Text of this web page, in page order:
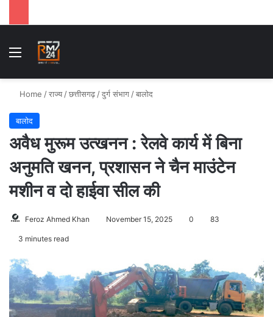
Menu
Home /राज्य /छत्तीसगढ़ /दुर्ग संभाग /बालोद
बालोद
अवैध मुरूम उत्खनन : रेलवे कार्य में बिना
अनुमति खनन, प्रशासन ने चैन माउंटेन
मशीन व दो हाईवा सील की
Feroz Ahmed Khan November 15, 2025 0 83
3 minutes read